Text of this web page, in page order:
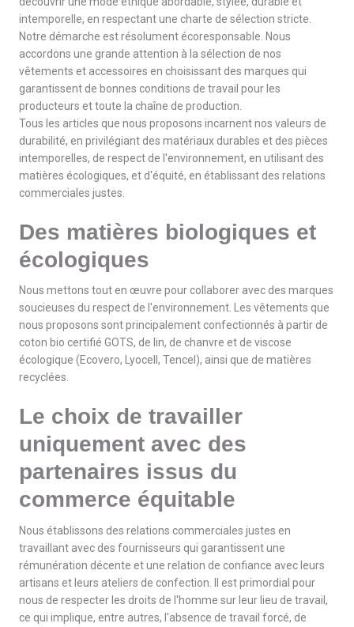
intemporelle, en respectant une charte de sélection stricte.
Notre démarche est résolument écoresponsable. Nous
accordons une grande attention à la sélection de nos
vêtements et accessoires en choisissant des marques qui
garantissent de bonnes conditions de travail pour les
producteurs et toute la chaîne de production.
Tous les articles que nous proposons incarnent nos valeurs de
durabilité, en privilégiant des matériaux durables et des pièces
intemporelles, de respect de l'environnement, en utilisant des
matières écologiques, et d'équité, en établissant des relations
commerciales justes.
Des matières biologiques et
écologiques
Nous mettons tout en œuvre pour collaborer avec des marques
soucieuses du respect de l'environnement. Les vêtements que
nous proposons sont principalement confectionnés à partir de
coton bio certifié GOTS, de lin, de chanvre et de viscose
écologique (Ecovero, Lyocell, Tencel), ainsi que de matières
recyclées.
Le choix de travailler
uniquement avec des
partenaires issus du
commerce équitable
Nous établissons des relations commerciales justes en
travaillant avec des fournisseurs qui garantissent une
rémunération décente et une relation de confiance avec leurs
artisans et leurs ateliers de confection. Il est primordial pour
nous de respecter les droits de l'homme sur leur lieu de travail,
ce qui implique, entre autres, l'absence de travail forcé, de